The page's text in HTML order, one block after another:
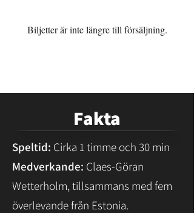
Biljetter är inte längre till försäljning.
Fakta
Speltid: Cirka 1 timme och 30 min
Medverkande: Claes-Göran
Wetterholm, tillsammans med fem
överlevande från Estonia.